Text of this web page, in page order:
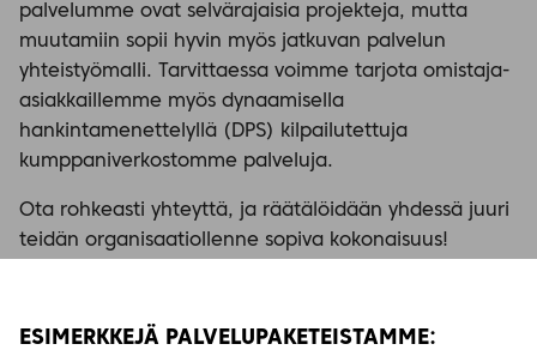
palvelumme ovat selvärajaisia projekteja, mutta
muutamiin sopii hyvin myös jatkuvan palvelun
yhteistyömalli. Tarvittaessa voimme tarjota omistaja-
asiakkaillemme myös dynaamisella
hankintamenettelyllä (DPS) kilpailutettuja
kumppaniverkostomme palveluja.
Ota rohkeasti yhteyttä, ja räätälöidään yhdessä juuri
teidän organisaatiollenne sopiva kokonaisuus!
ESIMERKKEJÄ PALVELUPAKETEISTAMME: